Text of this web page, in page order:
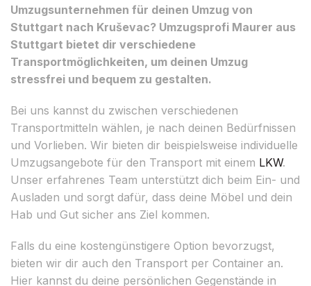
Umzugsunternehmen für deinen Umzug von
Stuttgart nach Kruševac? Umzugsprofi Maurer aus
Stuttgart bietet dir verschiedene
Transportmöglichkeiten, um deinen Umzug
stressfrei und bequem zu gestalten.
Bei uns kannst du zwischen verschiedenen
Transportmitteln wählen, je nach deinen Bedürfnissen
und Vorlieben. Wir bieten dir beispielsweise individuelle
Umzugsangebote für den Transport mit einem LKW.
Unser erfahrenes Team unterstützt dich beim Ein- und
Ausladen und sorgt dafür, dass deine Möbel und dein
Hab und Gut sicher ans Ziel kommen.
Falls du eine kostengünstigere Option bevorzugst,
bieten wir dir auch den Transport per Container an.
Hier kannst du deine persönlichen Gegenstände in